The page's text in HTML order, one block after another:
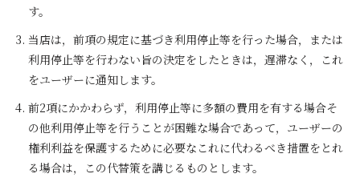
す。
当店は，前項の規定に基づき利用停止等を行った場合，または
利用停止等を行わない旨の決定をしたときは，遅滞なく，これ
をユーザーに通知します。
前2項にかかわらず，利用停止等に多額の費用を有する場合そ
の他利用停止等を行うことが困難な場合であって，ユーザーの
権利利益を保護するために必要なこれに代わるべき措置をとれ
る場合は，この代替策を講じるものとします。